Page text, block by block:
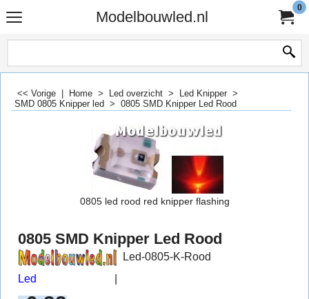
Modelbouwled.nl
0
<< Vorige Home > Led overzicht > Led Knipper >
SMD 0805 Knipper led > 0805 SMD Knipper Led Rood
0805 led rood red knipper flashing
0805 SMD Knipper Led Rood
Led
Led-0805-K-Rood